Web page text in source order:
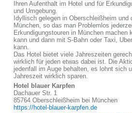
Ihren Aufenthalt im Hotel und für
und Umgebung.
Idyllisch gelegen in Oberschleißheim und
München, so das man Problemlos
Erkundigungstouren in München machen
kann und dann mit S-Bahn oder Taxi,
kann.
Das Hotel bietet viele Jahreszeiten
wirklich für jeden etwas dabei ist. Die
jedenfall im Auge behalten, es lohnt sich
Jahreszeit wirklich sparen.
Hotel blauer Karpfen
Dachauer Str. 1
85764 Oberschleißheim bei München
https://hotel-blauer-karpfen.de